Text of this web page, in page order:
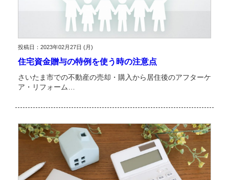
投稿日：2023年02月27日 (月)
住宅資金贈与の特例を使う時の注意点
さいたま市での不動産の売却・購入から居住後のアフターケ
ア・リフォーム…